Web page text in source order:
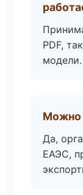
PDF,
модели.
Можно
Да,
ЕАЭС,